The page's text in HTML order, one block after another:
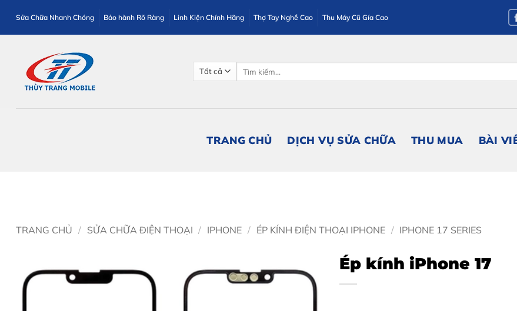
qua
nội
Sửa Chữa Nhanh Chóng Bảo hành Rõ Ràng Linh Kiện Chính Hãng Thợ Tay Nghề Cao Thu Máy Cũ Gía Cao
TRANG CHỦ DỊCH VỤ SỬA CHỮA THU MUA BÀI
TRANG CHỦ / SỬA CHỮA ĐIỆN THOẠI / IPHONE / ÉP KÍNH ĐIỆN THOẠI IPHONE / IPHONE 17 SERIES
Ép kính iPhone 17